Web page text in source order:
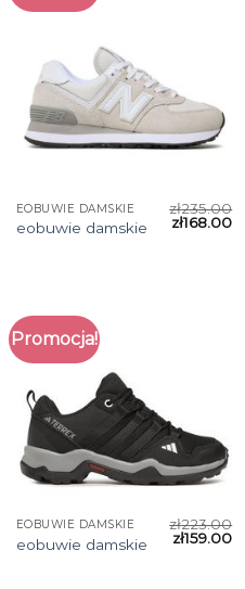
EOBUWIE DAMSKIE
eobuwie damskie
zł235.00
zł168.00
Promocja!
EOBUWIE DAMSKIE
eobuwie damskie
zł223.00
zł159.00